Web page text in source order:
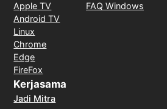
Apple TV
Android TV
Linux
Chrome
Edge
FireFox
FAQ Windows
Kerjasama
Jadi Mitra